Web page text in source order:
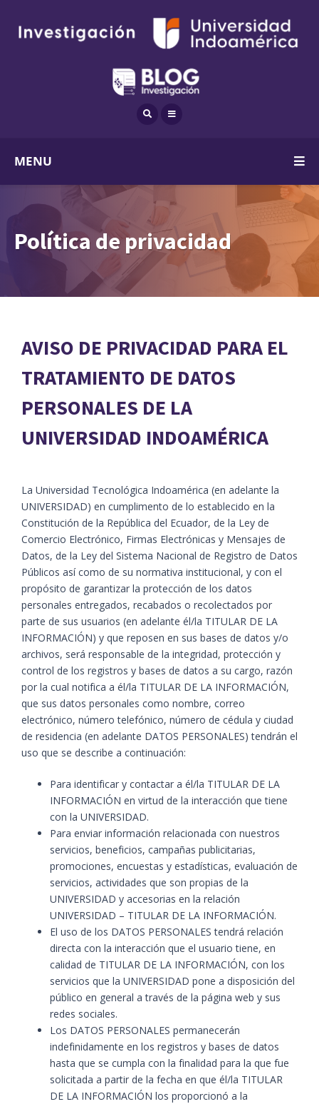
MENU
Política de privacidad
AVISO DE PRIVACIDAD PARA EL
TRATAMIENTO DE DATOS
PERSONALES DE LA
UNIVERSIDAD INDOAMÉRICA
La Universidad Tecnológica Indoamérica (en adelante la
UNIVERSIDAD) en cumplimento de lo establecido en la
Constitución de la República del Ecuador, de la Ley de
Comercio Electrónico, Firmas Electrónicas y Mensajes de
Datos, de la Ley del Sistema Nacional de Registro de Datos
Públicos así como de su normativa institucional, y con el
propósito de garantizar la protección de los datos
personales entregados, recabados o recolectados por
parte de sus usuarios (en adelante él/la TITULAR DE LA
INFORMACIÓN) y que reposen en sus bases de datos y/o
archivos, será responsable de la integridad, protección y
control de los registros y bases de datos a su cargo, razón
por la cual notifica a él/la TITULAR DE LA INFORMACIÓN,
que sus datos personales como nombre, correo
electrónico, número telefónico, número de cédula y ciudad
de residencia (en adelante DATOS PERSONALES) tendrán el
uso que se describe a continuación:
Para identificar y contactar a él/la TITULAR DE LA
INFORMACIÓN en virtud de la interacción que tiene
con la UNIVERSIDAD.
Para enviar información relacionada con nuestros
servicios, beneficios, campañas publicitarias,
promociones, encuestas y estadísticas, evaluación de
servicios, actividades que son propias de la
UNIVERSIDAD y accesorias en la relación
UNIVERSIDAD – TITULAR DE LA INFORMACIÓN.
El uso de los DATOS PERSONALES tendrá relación
directa con la interacción que el usuario tiene, en
calidad de TITULAR DE LA INFORMACIÓN, con los
servicios que la UNIVERSIDAD pone a disposición del
público en general a través de la página web y sus
redes sociales.
Los DATOS PERSONALES permanecerán
indefinidamente en los registros y bases de datos
hasta que se cumpla con la finalidad para la que fue
solicitada a partir de la fecha en que él/la TITULAR
DE LA INFORMACIÓN los proporcionó a la